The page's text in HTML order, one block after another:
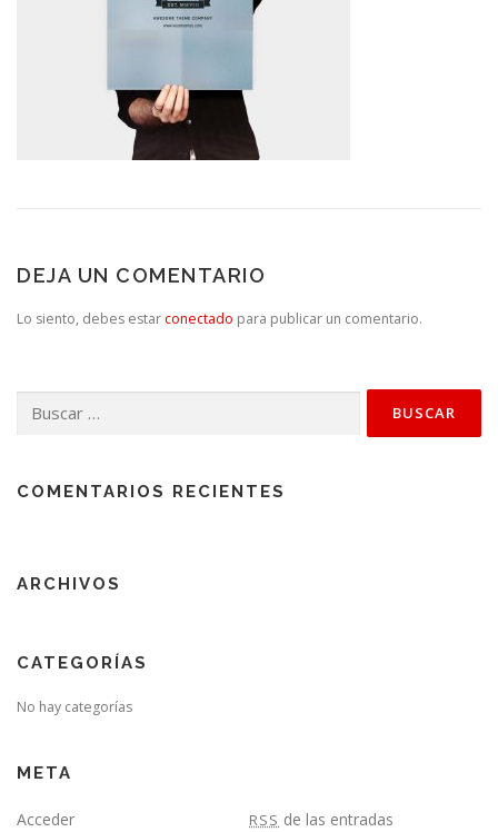
DEJA UN COMENTARIO
Lo siento, debes estar conectado para publicar un comentario.
COMENTARIOS RECIENTES
ARCHIVOS
CATEGORÍAS
No hay categorías
META
Acceder RSS de las entradas